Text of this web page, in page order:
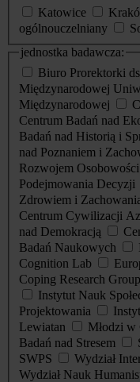
Katowice
ogólnouczelniany
jednostka badawcza:
Biuro Prorektorki
Międzynarodowej
Międzynarodowej
Centrum Badań nad
Badań nad Historią i
nad Poznaniem i
Rozwojem Osobowości
Podejmowania Decyzji
Zdrowiem i
Centrum Cywilizacji
nad Demokracją
Badań Naukowych
Cognition Lab
Coping Research Group
Instytut Nauk
Projektowania
Lewiatan
Młodzi w
Badań nad Stresem
SWPS
Wydział
Wydział Nauk